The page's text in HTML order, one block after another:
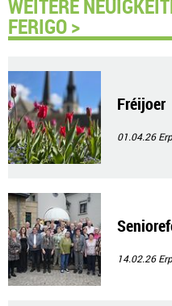
WEITERE
FERIGO >
Fréijoer
01.04.26
14.02.26